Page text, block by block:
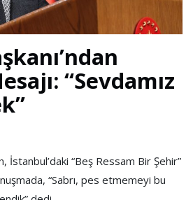
“Sevdamız
İstanbul’daki “Beş Ressam Bir Şehir”
“Sabrı, pes etmemeyi bu